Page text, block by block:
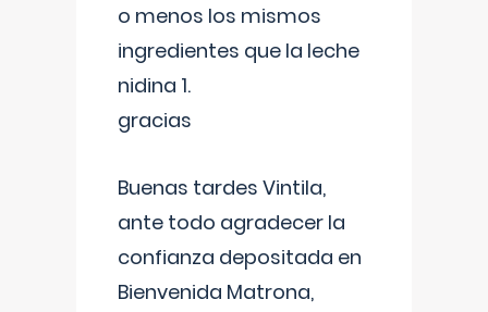
o menos los mismos
ingredientes que la leche
nidina 1.
gracias
Buenas tardes Vintila,
ante todo agradecer la
confianza depositada en
Bienvenida Matrona,